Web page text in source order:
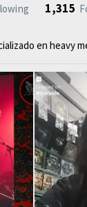
1,315
en heavy